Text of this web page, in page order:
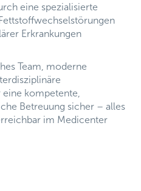
eine spezialisierte
Erkrankungen
Team, moderne
kompetente,
Betreuung sicher – alles
im Medicenter